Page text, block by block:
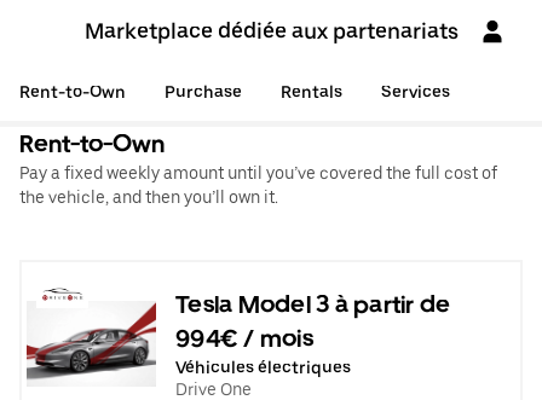
Marketplace dédiée aux partenariats
Rent-to-Own Purchase Rentals Services
Rent-to-Own
Pay a fixed weekly amount until you’ve covered the full cost of
the vehicle, and then you’ll own it.
Tesla Model 3 à partir de
994€ / mois
Véhicules électriques
Drive One